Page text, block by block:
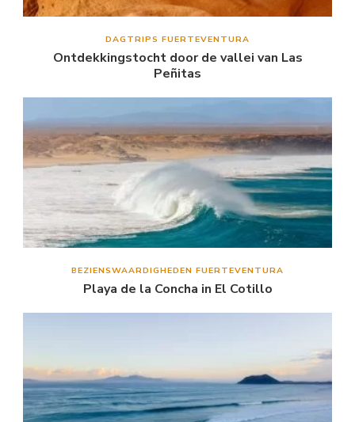
DAGTRIPS FUERTEVENTURA
Ontdekkingstocht door de vallei van Las
Peñitas
BEZIENSWAARDIGHEDEN FUERTEVENTURA
Playa de la Concha in El Cotillo